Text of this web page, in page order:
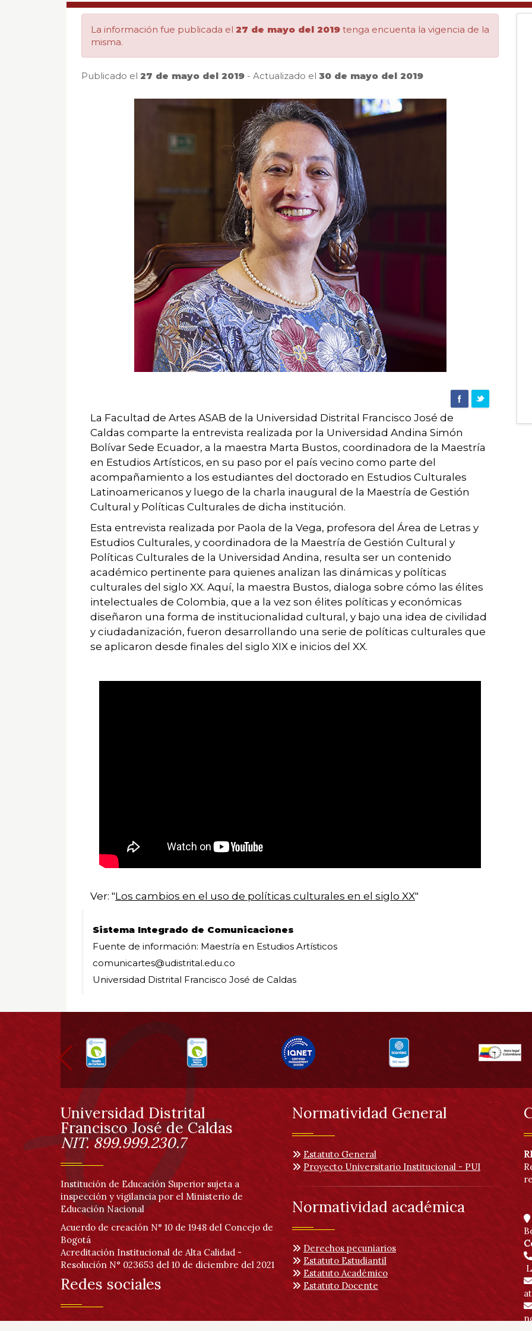
políticas
culturales
Agencia
La información fue publicada el 27 de mayo del 2019 tenga encuenta la vigencia de la
misma.
Publicado el 27 de mayo del 2019 - Actualizado el 30 de mayo del 2019
La Facultad de Artes ASAB de la Universidad Distrital Francisco José de
Caldas comparte la entrevista realizada por la Universidad Andina Simón
Bolívar Sede Ecuador, a la maestra Marta Bustos, coordinadora de la Maestría
en Estudios Artísticos, en su paso por el país vecino como parte del
acompañamiento a los estudiantes del doctorado en Estudios Culturales
Latinoamericanos y luego de la charla inaugural de la Maestría de Gestión
Cultural y Políticas Culturales de dicha institución.
Esta entrevista realizada por Paola de la Vega, profesora del Área de Letras y
Estudios Culturales, y coordinadora de la Maestría de Gestión Cultural y
Políticas Culturales de la Universidad Andina, resulta ser un contenido
académico pertinente para quienes analizan las dinámicas y políticas
culturales del siglo XX. Aquí, la maestra Bustos, dialoga sobre cómo las élites
intelectuales de Colombia, que a la vez son élites políticas y económicas
diseñaron una forma de institucionalidad cultural, y bajo una idea de civilidad
y ciudadanización, fueron desarrollando una serie de políticas culturales que
se aplicaron desde finales del siglo XIX e inicios del XX.
Ver: "Los cambios en el uso de políticas culturales en el siglo XX"
Sistema Integrado de Comunicaciones
Fuente de información: Maestría en Estudios Artísticos
comunicartes@udistrital.edu.co
Universidad Distrital Francisco José de Caldas
Información
pie
de
páginaInformación
Universidad Distrital
Francisco José de Caldas
NIT. 899.999.230.7
Institución de Educación Superior sujeta a
inspección y vigilancia por el Ministerio de
Educación Nacional
Acuerdo de creación N° 10 de 1948 del Concejo de
Bogotá
Acreditación Institucional de Alta Calidad -
Resolución N° 023653 del 10 de diciembre del 2021
Redes sociales
Normatividad General
Estatuto General
Proyecto Universitario Institucional - PUI
Normatividad académica
Derechos pecuniarios
Estatuto Estudiantil
Estatuto Académico
Estatuto Docente